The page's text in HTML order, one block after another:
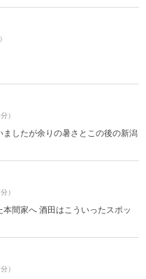
）
したが余りの暑さとこの後の新潟
）
間家へ 酒田はこういったスポッ
）